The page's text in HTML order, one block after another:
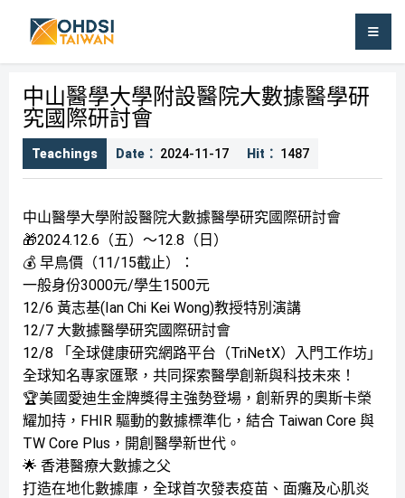
OHDSI TAIWAN
中山醫學大學附設醫院大數據醫學研
究國際研討會
Teachings Date： 2024-11-17 Hit： 1487
中山醫學大學附設醫院大數據醫學研究國際研討會
🎁2024.12.6（五）～12.8（日）
💰 早鳥價（11/15截止）：
一般身份3000元/學生1500元
12/6 黃志基(Ian Chi Kei Wong)教授特別演講
12/7 大數據醫學研究國際研討會
12/8 「全球健康研究網路平台（TriNetX）入門工作坊」
全球知名專家匯聚，共同探索醫學創新與科技未來！
🏆美國愛迪生金牌獎得主強勢登場，創新界的奧斯卡榮
耀加持，FHIR 驅動的數據標準化，結合 Taiwan Core 與
TW Core Plus，開創醫學新世代。
🌟 香港醫療大數據之父
打造在地化數據庫，全球首次發表疫苗、面癱及心肌炎